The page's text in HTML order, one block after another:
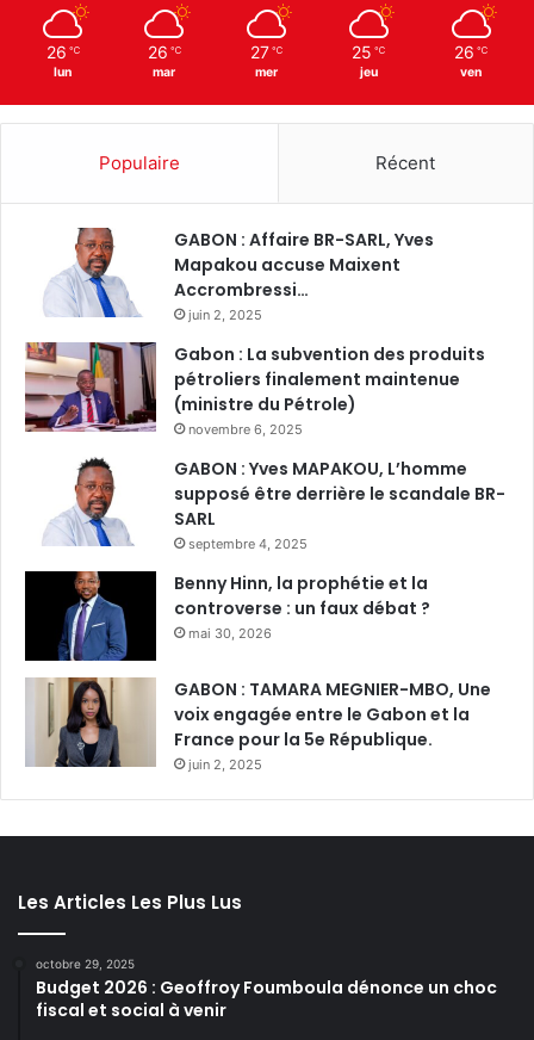
26 ℃
lun
26 ℃
mar
27 ℃
mer
25 ℃
jeu
26 ℃
ven
Populaire Récent
GABON : Affaire BR-SARL, Yves
Mapakou accuse Maixent
Accrombressi…
juin 2, 2025
Gabon : La subvention des produits
pétroliers finalement maintenue
(ministre du Pétrole)
novembre 6, 2025
GABON : Yves MAPAKOU, L’homme
supposé être derrière le scandale BR-
SARL
septembre 4, 2025
Benny Hinn, la prophétie et la
controverse : un faux débat ?
mai 30, 2026
GABON : TAMARA MEGNIER-MBO, Une
voix engagée entre le Gabon et la
France pour la 5e République.
juin 2, 2025
Les Articles Les Plus Lus
octobre 29, 2025
Budget 2026 : Geoffroy Foumboula dénonce un choc
fiscal et social à venir